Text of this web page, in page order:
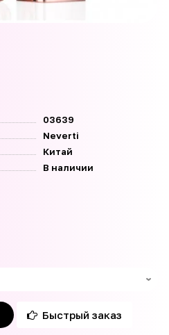
03639
Neverti
Китай
В наличии
Быстрый заказ